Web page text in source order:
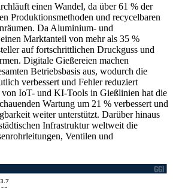
einen Wandel, da über 61 % der
Produktionsmethoden und recycelbaren
Da Aluminium- und
Marktanteil von mehr als 35 %
auf fortschrittlichen Druckguss und
Digitale Gießereien machen
Betriebsbasis aus, wodurch die
verbessert und Fehler reduziert
IoT- und KI-Tools in Gießlinien hat die
Wartung um 21 % verbessert und
weiter unterstützt. Darüber hinaus
Infrastruktur weltweit die
Ventilen und